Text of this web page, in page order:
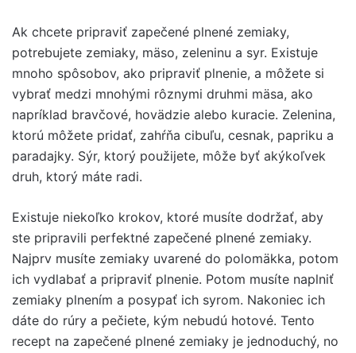
Ak chcete pripraviť zapečené plnené zemiaky,
potrebujete zemiaky, mäso, zeleninu a syr. Existuje
mnoho spôsobov, ako pripraviť plnenie, a môžete si
vybrať medzi mnohými rôznymi druhmi mäsa, ako
napríklad bravčové, hovädzie alebo kuracie. Zelenina,
ktorú môžete pridať, zahŕňa cibuľu, cesnak, papriku a
paradajky. Sýr, ktorý použijete, môže byť akýkoľvek
druh, ktorý máte radi.
Existuje niekoľko krokov, ktoré musíte dodržať, aby
ste pripravili perfektné zapečené plnené zemiaky.
Najprv musíte zemiaky uvarené do polomäkka, potom
ich vydlabať a pripraviť plnenie. Potom musíte naplniť
zemiaky plnením a posypať ich syrom. Nakoniec ich
dáte do rúry a pečiete, kým nebudú hotové. Tento
recept na zapečené plnené zemiaky je jednoduchý, no